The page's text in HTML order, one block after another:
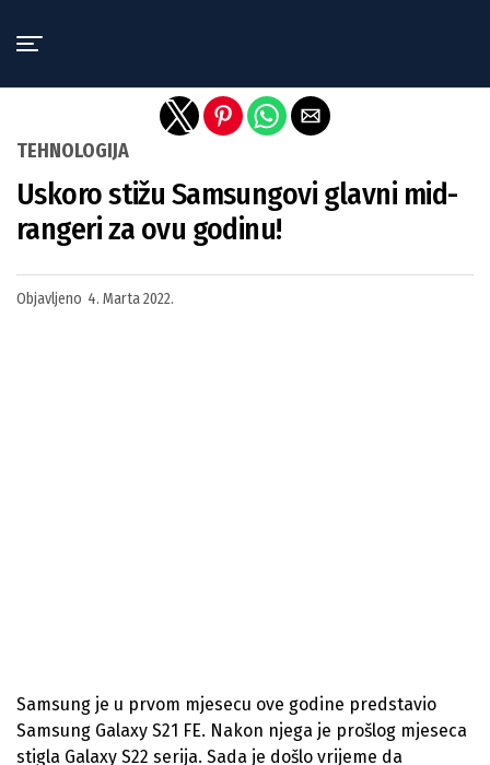
TEHNOLOGIJA
Uskoro stižu Samsungovi glavni mid-
rangeri za ovu godinu!
Objavljeno 4. Marta 2022.
Samsung je u prvom mjesecu ove godine predstavio
Samsung Galaxy S21 FE. Nakon njega je prošlog mjeseca
stigla Galaxy S22 serija. Sada je došlo vrijeme da